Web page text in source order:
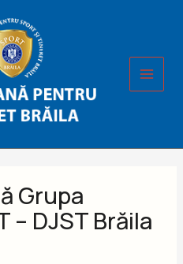
Grupa
– DJST Brăila